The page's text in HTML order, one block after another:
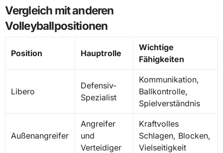
Vergleich mit anderen
Volleyballpositionen
Position Hauptrolle
Wichtige
Fähigkeiten
Libero
Defensiv-
Spezialist
Kommunikation,
Ballkontrolle,
Spielverständnis
Außenangreifer
Angreifer
und
Verteidiger
Kraftvolles
Schlagen, Blocken,
Vielseitigkeit